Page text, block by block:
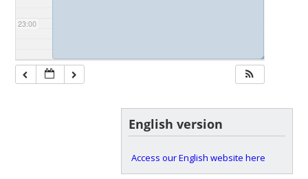
23:00
◢
English version
Access our English website here